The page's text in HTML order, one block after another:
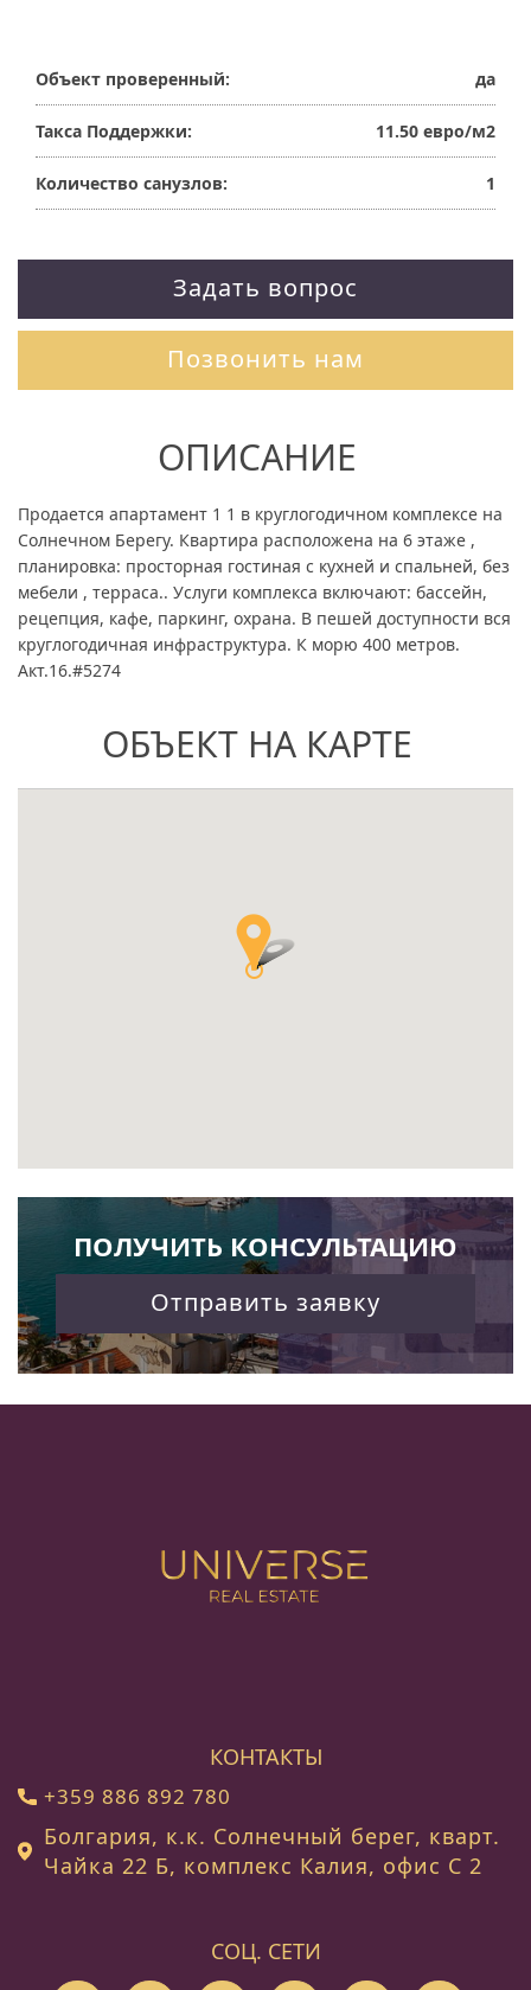
Объект проверенный: да
Такса Поддержки: 11.50 евро/м2
Количество санузлов: 1
Задать вопрос
Позвонить нам
ОПИСАНИЕ
Продается апартамент 1 1 в круглогодичном комплексе на
Солнечном Берегу. Квартира расположена на 6 этаже ,
планировка: просторная гостиная с кухней и спальней, без
мебели , терраса.. Услуги комплекса включают: бассейн,
рецепция, кафе, паркинг, охрана. В пешей доступности вся
круглогодичная инфраструктура. К морю 400 метров.
Акт.16.#5274
ОБЪЕКТ НА КАРТЕ
ПОЛУЧИТЬ КОНСУЛЬТАЦИЮ
Отправить заявку
КОНТАКТЫ
+359 886 892 780
Болгария, к.к. Солнечный берег, кварт.
Чайка 22 Б, комплекс Калия, офис C 2
СОЦ. СЕТИ